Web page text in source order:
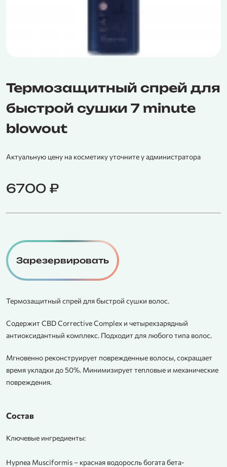
Термозащитный спрей для
быстрой сушки 7 minute
blowout
Актуальную цену на косметику уточните у администратора
6700 ₽
Зарезервировать
Термозащитный спрей для быстрой сушки волос.
Содержит CBD Corrective Complex и четырехзарядный
антиоксидантный комплекс. Подходит для любого типа волос.
Мгновенно реконструирует поврежденные волосы, сокращает
время укладки до 50%. Минимизирует тепловые и механические
повреждения.
Состав
Ключевые ингредиенты:
Hypnea Musciformis – красная водоросль богата бета-